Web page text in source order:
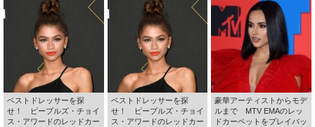
ベストドレッサーを探
せ！ ピープルズ・チョイ
ス・アワードのレッドカー
ベストドレッサーを探
せ！ ピープルズ・チョイ
ス・アワードのレッドカー
豪華アーティストからモデ
ルまで MTV EMAのレッ
ドカーペットをプレイバッ